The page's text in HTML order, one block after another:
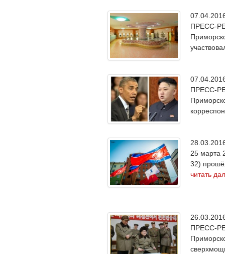
ПРЕСС-
ПРЕСС-
25 марта
32)
читать
ПРЕСС-